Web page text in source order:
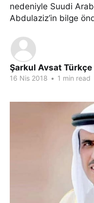
nedeniyle Suudi
Abdulaziz’in bilge
Şarkul Avsat
16 Nis 2018 • 1 min read